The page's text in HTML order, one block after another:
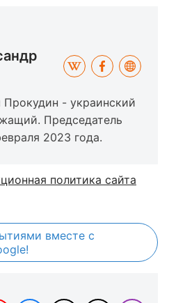
Прокудин - украинский
Председатель
2023 года.
политика сайта
вместе с